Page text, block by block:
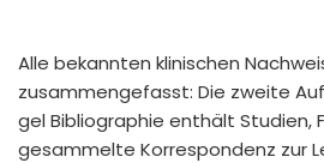
Alle bekannten klinischen
zusammengefasst: Die zweite
gel Bibliographie enthält Studien,
gesammelte Korrespondenz zur